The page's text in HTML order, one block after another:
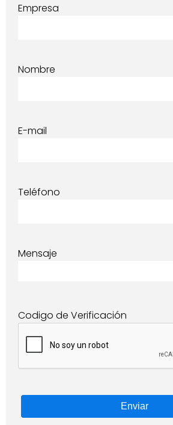
Empresa
Nombre
E-mail
Teléfono
Mensaje
Codigo de Verificación
Enviar